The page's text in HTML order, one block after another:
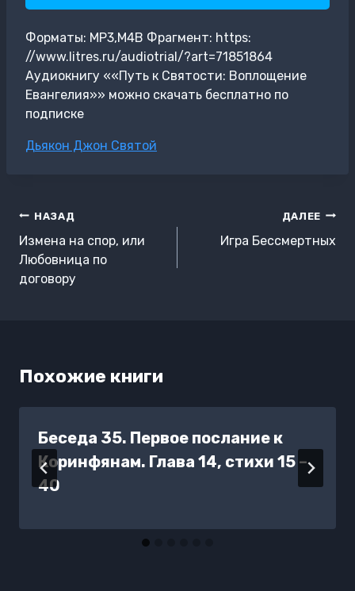
Форматы: MP3,M4B Фрагмент: https:
//www.litres.ru/audiotrial/?art=71851864
Аудиокнигу ««Путь к Святости: Воплощение
Евангелия»» можно скачать бесплатно по
подписке
Метки
Дьякон Джон Святой
Навигация
по
записям
НАЗАД
Измена на спор, или
Любовница по
договору
ДАЛЕЕ
Игра Бессмертных
Похожие книги
Беседа 35. Первое послание к
Коринфянам. Глава 14, стихи 15 –
40